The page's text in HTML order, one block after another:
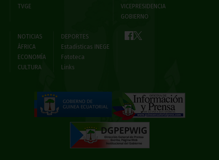
TVGE
VICEPRESIDENCIA
GOBIERNO
NOTICIAS
ÁFRICA
ECONOMÍA
CULTURA
DEPORTES
Estadísticas INEGE
Fototeca
Links